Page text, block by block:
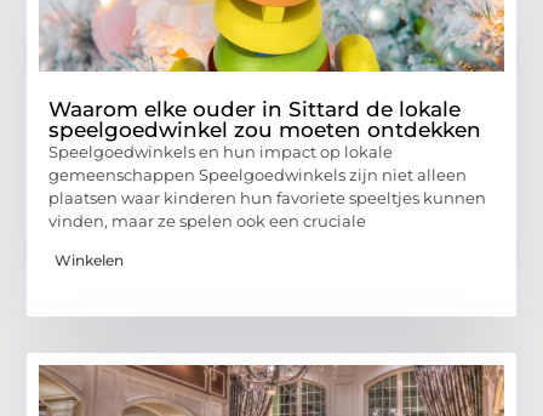
Waarom elke ouder in Sittard de lokale
speelgoedwinkel zou moeten ontdekken
Speelgoedwinkels en hun impact op lokale
gemeenschappen Speelgoedwinkels zijn niet alleen
plaatsen waar kinderen hun favoriete speeltjes kunnen
vinden, maar ze spelen ook een cruciale
Winkelen